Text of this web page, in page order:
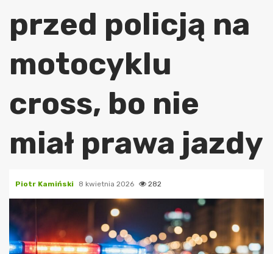
przed policją na
motocyklu
cross, bo nie
miał prawa jazdy
Piotr Kamiński 8 kwietnia 2026 282